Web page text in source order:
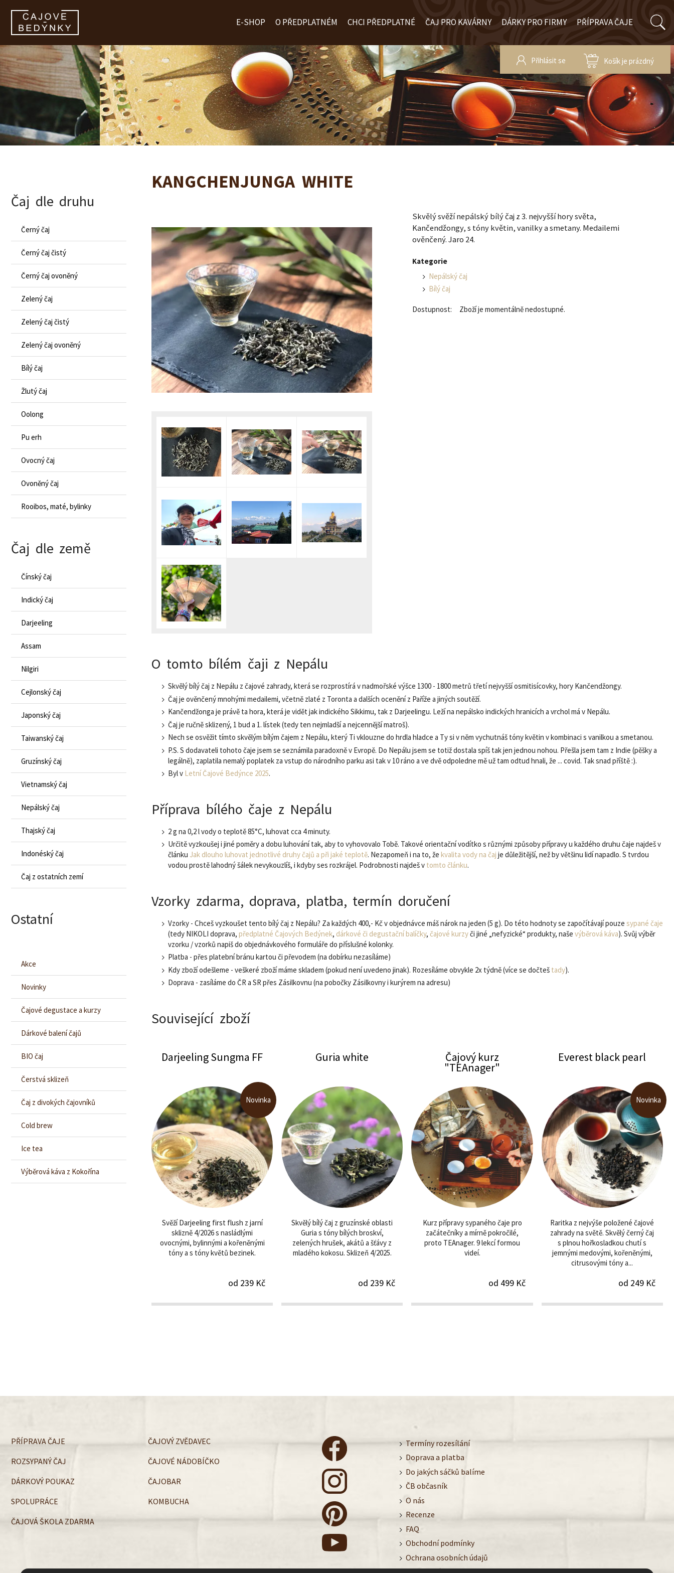
E-SHOP O PŘEDPLATNÉM CHCI PŘEDPLATNÉ ČAJ PRO KAVÁRNY DÁRKY PRO FIRMY PŘÍPRAVA ČAJE
Přihlásit se Košík je prázdný
zobrazit obsah košíku
KANGCHENJUNGA WHITE
Skvělý svěží nepálský bílý čaj z 3. nejvyšší hory světa,
Kančendžongy, s tóny květin, vanilky a smetany. Medailemi
ověnčený. Jaro 24.
Kategorie
Nepálský čaj
Bílý čaj
Dostupnost: Zboží je momentálně nedostupné.
O tomto bílém čaji z Nepálu
Skvělý bílý čaj z Nepálu z čajové zahrady, která se rozprostírá v nadmořské výšce 1300 - 1800 metrů třetí nejvyšší osmitisícovky, hory Kančendžongy.
Čaj je ověnčený mnohými medailemi, včetně zlaté z Toronta a dalších ocenění z Paříže a jiných soutěží.
Kančendžonga je právě ta hora, která je vidět jak indického Sikkimu, tak z Darjeelingu. Leží na nepálsko indických hranicích a vrchol má v Nepálu.
Čaj je ručně sklizený, 1 bud a 1. lístek (tedy ten nejmladší a nejcennější matroš).
Nech se osvěžit tímto skvělým bílým čajem z Nepálu, který Ti vklouzne do hrdla hladce a Ty si v něm vychutnáš tóny květin v kombinaci s vanilkou a smetanou.
P.S. S dodavateli tohoto čaje jsem se seznámila paradoxně v Evropě. Do Nepálu jsem se totiž dostala spíš tak jen jednou nohou. Přešla jsem tam z Indie (pěšky a
legálně), zaplatila nemalý poplatek za vstup do národního parku asi tak v 10 ráno a ve dvě odpoledne mě už tam odtud hnali, že ... covid. Tak snad příště :).
Byl v Letní Čajové Bedýnce 2025.
Příprava bílého čaje z Nepálu
2 g na 0,2 l vody o teplotě 85°C, luhovat cca 4 minuty.
Určitě vyzkoušej i jiné poměry a dobu luhování tak, aby to vyhovovalo Tobě. Takové orientační vodítko s různými způsoby přípravy u každého druhu čaje najdeš v
článku Jak dlouho luhovat jednotlivé druhy čajů a při jaké teplotě. Nezapomeň i na to, že kvalita vody na čaj je důležitější, než by většinu lidí napadlo. S tvrdou
vodou prostě lahodný šálek nevykouzlíš, i kdyby ses rozkrájel. Podrobnosti najdeš v tomto článku.
Vzorky zdarma, doprava, platba, termín doručení
Vzorky - Chceš vyzkoušet tento bílý čaj z Nepálu? Za každých 400,- Kč v objednávce máš nárok na jeden (5 g). Do této hodnoty se započítávají pouze sypané čaje
(tedy NIKOLI doprava, předplatné Čajových Bedýnek, dárkové či degustační balíčky, čajové kurzyči jiné „nefyzické“ produkty, naše výběrová káva). Svůj výběr
vzorku / vzorků napiš do objednávkového formuláře do příslušné kolonky.
Platba - přes platební bránu kartou či převodem (na dobírku nezasíláme)
Kdy zboží odešleme - veškeré zboží máme skladem (pokud není uvedeno jinak). Rozesíláme obvykle 2x týdně (více se dočteš tady).
Doprava - zasíláme do ČR a SR přes Zásilkovnu (na pobočky Zásilkovny i kurýrem na adresu)
Související zboží
Darjeeling Sungma FF
Svěží Darjeeling first flush z jarní
sklizně 4/2026 s nasládlými
ovocnými, bylinnými a kořeněnými
tóny a s tóny květů bezinek.
od 239 Kč
Novinka
Guria white
Skvělý bílý čaj z gruzínské oblasti
Guria s tóny bílých broskví,
zelených hrušek, akátů a šťávy z
mladého kokosu. Sklizeň 4/2025.
od 239 Kč
Čajový kurz
"TEAnager"
Kurz přípravy sypaného čaje pro
začátečníky a mírně pokročilé,
proto TEAnager. 9 lekcí formou
videí.
od 499 Kč
Čajový kurz "TEAnager" Everest black pearl
Raritka z nejvýše položené čajové
zahrady na světě. Skvělý černý čaj
s plnou hořkosladkou chutí s
jemnými medovými, kořeněnými,
citrusovými tóny a...
od 249 Kč
Novinka
Everest black pearl
Čaj dle druhu
Černý čaj
Černý čaj čistý
Černý čaj ovoněný
Zelený čaj
Zelený čaj čistý
Zelený čaj ovoněný
Bílý čaj
Žlutý čaj
Oolong
Pu erh
Ovocný čaj
Ovoněný čaj
Rooibos, maté, bylinky
Čaj dle země
Čínský čaj
Indický čaj
Darjeeling
Assam
Nilgiri
Cejlonský čaj
Japonský čaj
Taiwanský čaj
Gruzínský čaj
Vietnamský čaj
Nepálský čaj
Thajský čaj
Indonéský čaj
Čaj z ostatních zemí
Ostatní
Akce
Novinky
Čajové degustace a kurzy
Dárkové balení čajů
BIO čaj
Čerstvá sklizeň
Čaj z divokých čajovníků
Cold brew
Ice tea
Výběrová káva z Kokořína
PŘÍPRAVA ČAJE
ČAJOVÝ ZVĚDAVEC
ROZSYPANÝ ČAJ
ČAJOVÉ NÁDOBÍČKO
DÁRKOVÝ POUKAZ
ČAJOBAR
SPOLUPRÁCE
KOMBUCHA
ČAJOVÁ ŠKOLA ZDARMA
Termíny rozesílání
Doprava a platba
Do jakých sáčků balíme
ČB občasník
O nás
Recenze
FAQ
Obchodní podmínky
Ochrana osobních údajů